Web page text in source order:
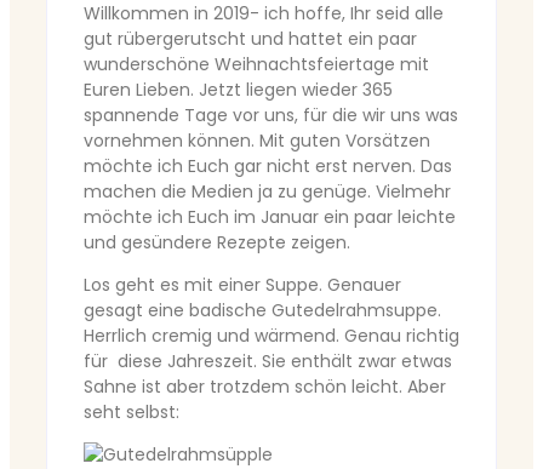
Willkommen in 2019- ich hoffe, Ihr seid alle
gut rübergerutscht und hattet ein paar
wunderschöne Weihnachtsfeiertage mit
Euren Lieben. Jetzt liegen wieder 365
spannende Tage vor uns, für die wir uns was
vornehmen können. Mit guten Vorsätzen
möchte ich Euch gar nicht erst nerven. Das
machen die Medien ja zu genüge. Vielmehr
möchte ich Euch im Januar ein paar leichte
und gesündere Rezepte zeigen.
Los geht es mit einer Suppe. Genauer
gesagt eine badische Gutedelrahmsuppe.
Herrlich cremig und wärmend. Genau richtig
für diese Jahreszeit. Sie enthält zwar etwas
Sahne ist aber trotzdem schön leicht. Aber
seht selbst: